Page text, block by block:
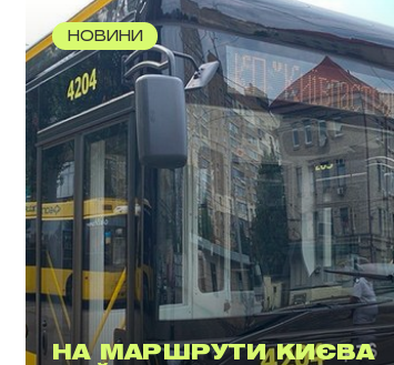
НОВИНИ
НА МАРШРУТИ КИЄВА